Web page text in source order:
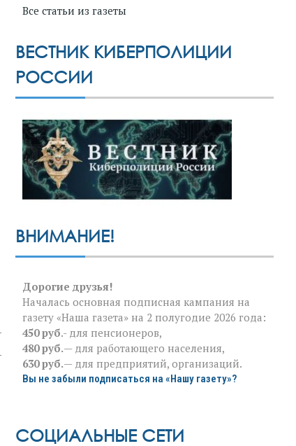
Все статьи из газеты
ВЕСТНИК КИБЕРПОЛИЦИИ
РОССИИ
ВНИМАНИЕ!
Дорогие друзья!
Началась основная подписная кампания на
газету «Наша газета» на 2 полугодие 2026 года:
450 руб.- для пенсионеров,
480 руб.— для работающего населения,
630 руб.— для предприятий, организаций.
Вы не забыли подписаться на «Нашу газету»?
СОЦИАЛЬНЫЕ СЕТИ